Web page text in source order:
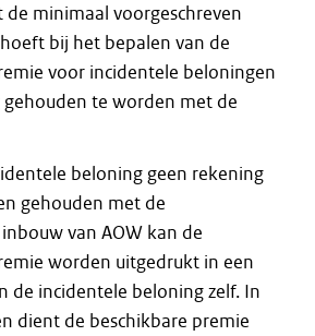
de minimaal voorgeschreven
bij het bepalen van de
voor incidentele beloningen
gehouden te worden met de
beloning geen rekening
gehouden met de
van AOW kan de
worden uitgedrukt in een
de incidentele beloning zelf. In
dient de beschikbare premie